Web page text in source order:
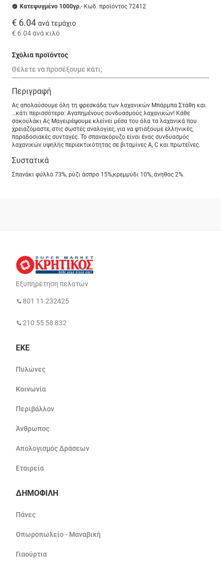
Κατεψυγμένο 1000γρ.- Κωδ. προϊόντος 72412
€ 6.04 ανά τεμάχιο
€ 6.04ανά κιλό
Σχόλια προϊόντος
Περιγραφή
Ας απολαύσουμε όλη τη φρεσκάδα των λαχανικών Μπάρμπα Στάθη και
…κάτι περισσότερο: Αγαπημένους συνδυασμούς λαχανικών! Κάθε
σακουλάκι Ας Μαγειρέψουμε κλείνει μέσα του όλα τα λαχανικά που
χρειαζόμαστε, στις σωστές αναλογίες, για να φτιάξουμε ελληνικές,
παραδοσιακές συνταγές. Το σπανακόρυζο είναι ένας συνδυασμός
λαχανικών υψηλής περιεκτικότητας σε βιταμίνες A, C και πρωτεΐνες.
Συστατικά
Σπανάκι φύλλο 73%, ρύζι άσπρο 15%,κρεμμύδι 10%, άνηθος 2%.
Εξυπηρέτηση πελατών
801 11 232425
210 55 58 832
ΕΚΕ
Πυλώνες
Κοινωνία
Περιβάλλον
Άνθρωπος
Απολογισμός Δράσεων
Εταιρεία
ΔΗΜΟΦΙΛΗ
Πάνες
Οπωροπωλείο - Μαναβική
Γιαούρτια